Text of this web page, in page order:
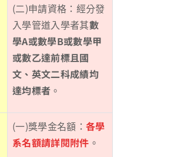
(二)申請資格：經分發
入學管道入學者其數
學A或數學B或數學甲
或數乙達前標且國
文、英文二科成績均
達均標者 。
(一)獎學金名額： 各學
系名額請詳閱附件 。